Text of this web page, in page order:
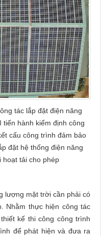
tác lắp đặt điện năng
hành kiểm định công
cấu công trình đảm bảo
đặt hệ thống điện năng
tải cho phép
lượng mặt trời cần phải có
Nhằm thực hiện công tác
kế thi công công trình
để phát hiện và đưa ra